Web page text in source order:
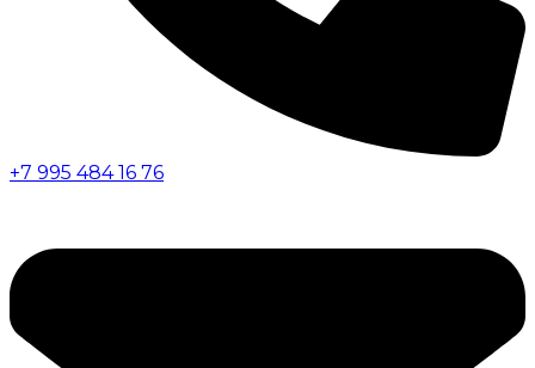
+7 995 484 16 76